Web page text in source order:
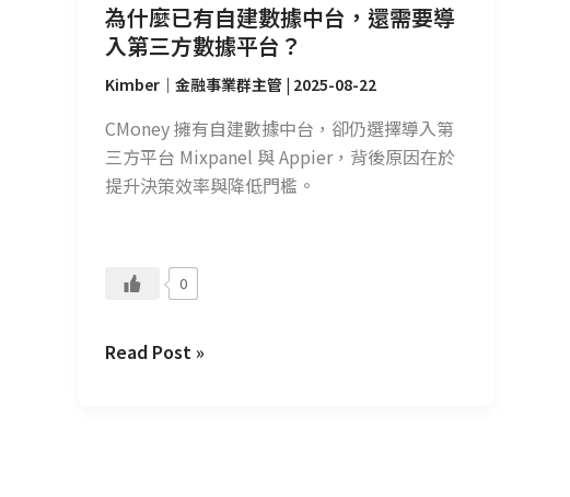
為什麼已有自建數據中台，還需要導
入第三方數據平台？
Kimber｜金融事業群主管 | 2025-08-22
CMoney 擁有自建數據中台，卻仍選擇導入第
三方平台 Mixpanel 與 Appier，背後原因在於
提升決策效率與降低門檻。
0
需
要
入
第
三
方
台？
Read Post »